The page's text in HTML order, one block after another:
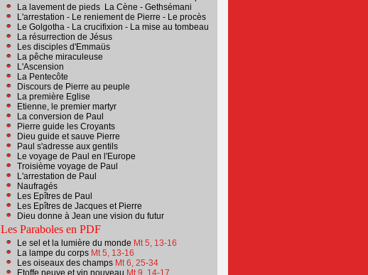
La lavement de pieds La Cène - Gethsémani
L'arrestation - Le reniement de Pierre - Le procès
Le Golgotha - La crucifixion - La mise au tombeau
La résurrection de Jésus
Les disciples d'Emmaüs
La pêche miraculeuse
L'Ascension
La Pentecôte
Discours de Pierre au peuple
La première Eglise
Etienne, le premier martyr
La conversion de Paul
Pierre guide les Croyants
Dieu guide et sauve Pierre
Paul s'adresse aux gentils
Le voyage de Paul en l'Europe
Troisième voyage de Paul
L'arrestation de Paul
Naufragés
Les Epîtres de Paul
Les Epîtres de Jacques et Pierre
Dieu donne à Jean une vision du futur
Les Paraboles en PDF
Le sel et la lumière du monde Mt 5, 13-16
La lampe du corps Mt 5, 13-16
Les oiseaux des champs Mt 6, 25-34
Etoffe neuve et vin nouveau Mt 9, 14-17